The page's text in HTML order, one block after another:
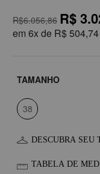
R$6.056,86 R$
em 6x de R$ 504,74
TAMANHO
38
DESCUBRA SEU
TABELA DE